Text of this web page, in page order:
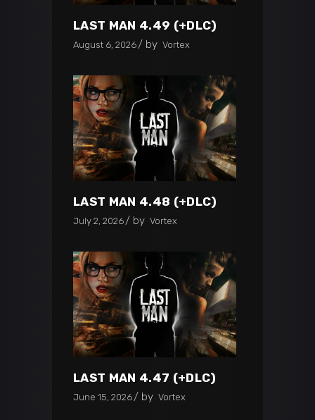
LAST MAN 4.49 (+DLC)
August 6, 2026 by Vortex
LAST MAN 4.48 (+DLC)
July 2, 2026 by Vortex
LAST MAN 4.47 (+DLC)
June 15, 2026 by Vortex